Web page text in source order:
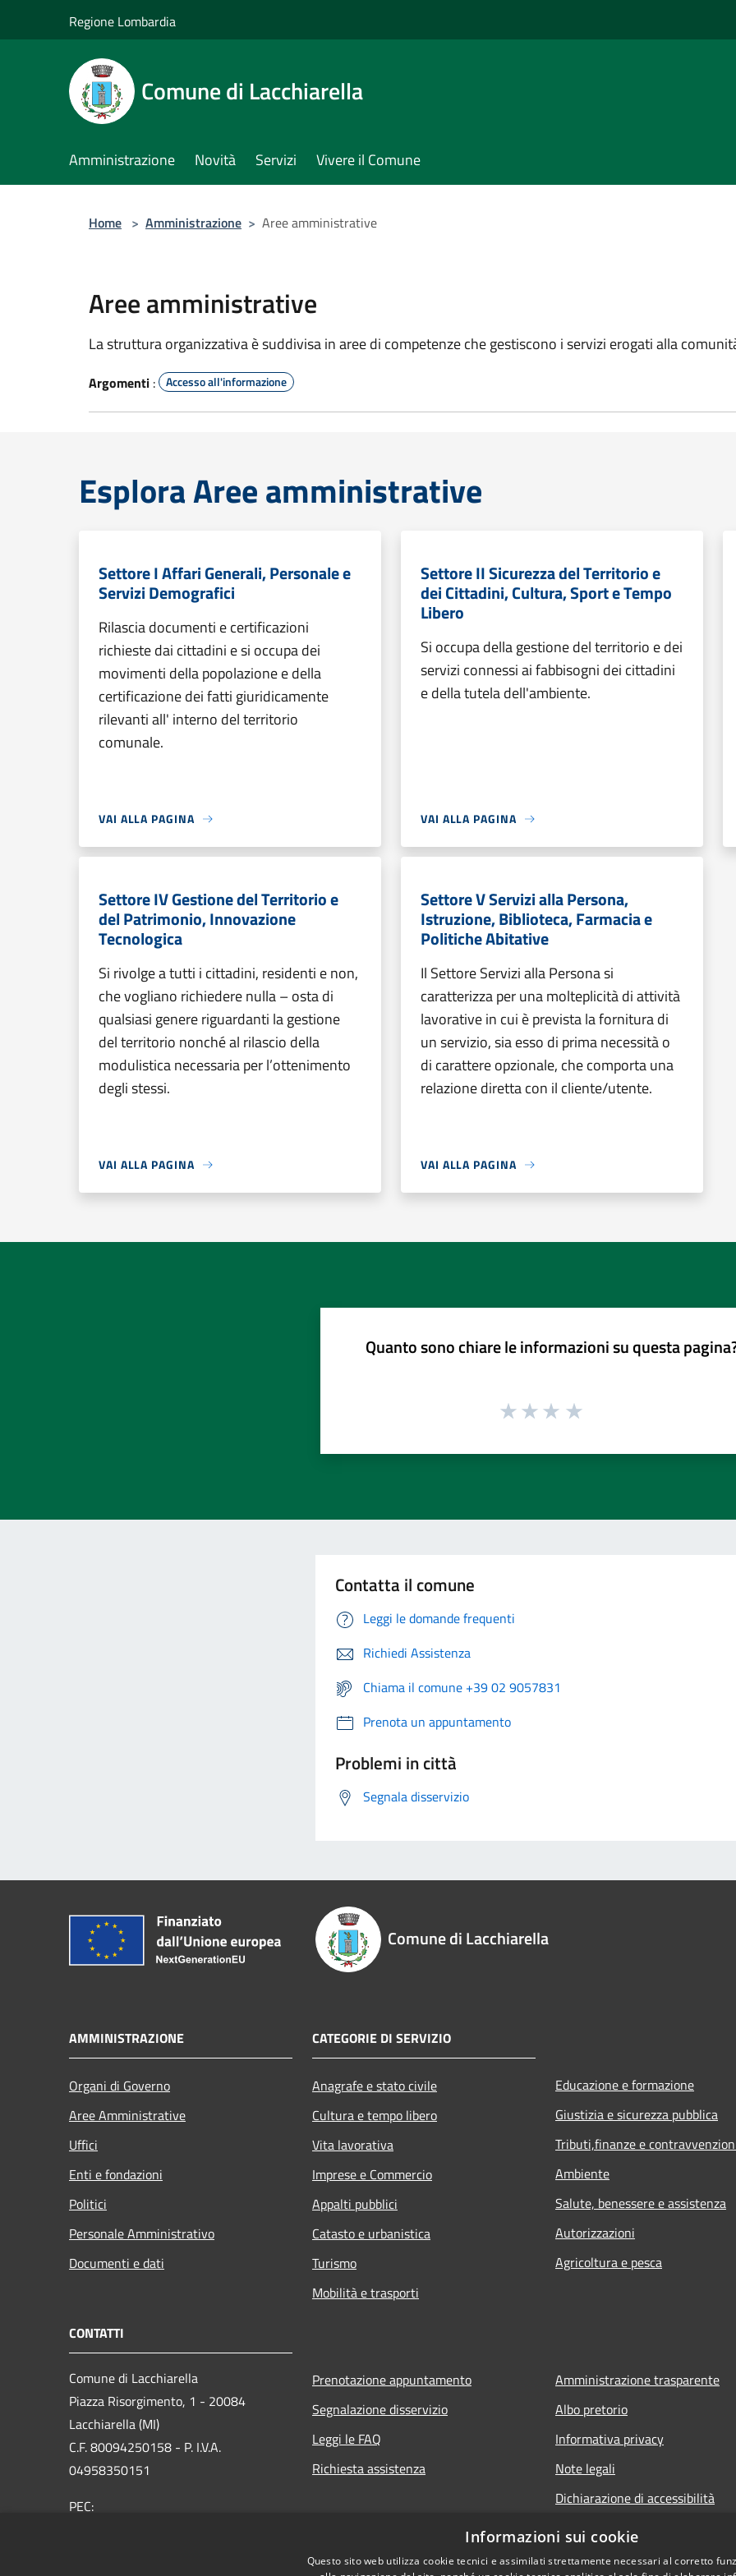
Regione Lombardia
Comune di Lacchiarella
Amministrazione Novità Servizi Vivere il Comune
Home > Amministrazione > Aree amministrative
Aree amministrative
La struttura organizzativa è suddivisa in aree di competenze che gestiscono i servizi erogati alla
Argomenti : Accesso all'informazione
Esplora Aree amministrative
Settore I Affari Generali, Personale e
Servizi Demografici
Rilascia documenti e certificazioni
richieste dai cittadini e si occupa dei
movimenti della popolazione e della
certificazione dei fatti giuridicamente
rilevanti all' interno del territorio
comunale.
VAI ALLA PAGINA
Settore II Sicurezza del Territorio e
dei Cittadini, Cultura, Sport e Tempo
Libero
Si occupa della gestione del territorio e dei
servizi connessi ai fabbisogni dei cittadini
e della tutela dell'ambiente.
VAI ALLA PAGINA
Settore IV Gestione del Territorio e
del Patrimonio, Innovazione
Tecnologica
Si rivolge a tutti i cittadini, residenti e non,
che vogliano richiedere nulla – osta di
qualsiasi genere riguardanti la gestione
del territorio nonché al rilascio della
modulistica necessaria per l’ottenimento
degli stessi.
VAI ALLA PAGINA
Settore V Servizi alla Persona,
Istruzione, Biblioteca, Farmacia e
Politiche Abitative
Il Settore Servizi alla Persona si
caratterizza per una molteplicità di attività
lavorative in cui è prevista la fornitura di
un servizio, sia esso di prima necessità o
di carattere opzionale, che comporta una
relazione diretta con il cliente/utente.
VAI ALLA PAGINA
Quanto sono chiare le informazioni su questa
Contatta il comune
Leggi le domande frequenti
Richiedi Assistenza
Chiama il comune +39 02 9057831
Prenota un appuntamento
Problemi in città
Segnala disservizio
Comune di Lacchiarella
AMMINISTRAZIONE
Organi di Governo
Aree Amministrative
Uffici
Enti e fondazioni
Politici
Personale Amministrativo
Documenti e dati
CATEGORIE DI SERVIZIO
Anagrafe e stato civile
Cultura e tempo libero
Vita lavorativa
Imprese e Commercio
Appalti pubblici
Catasto e urbanistica
Turismo
Mobilità e trasporti
Educazione e formazione
Giustizia e sicurezza pubblica
Tributi,finanze e
Ambiente
Salute, benessere e assistenza
Autorizzazioni
Agricoltura e pesca
CONTATTI
Comune di Lacchiarella
Piazza Risorgimento, 1 - 20084
Lacchiarella (MI)
C.F. 80094250158 - P. I.V.A.
04958350151
PEC:
Prenotazione appuntamento
Segnalazione disservizio
Leggi le FAQ
Richiesta assistenza
Amministrazione trasparente
Albo pretorio
Informativa privacy
Note legali
Dichiarazione di accessibilità
Informazioni sui cookie
Questo sito web utilizza cookie tecnici e assimilati strettamente necessari al corretto